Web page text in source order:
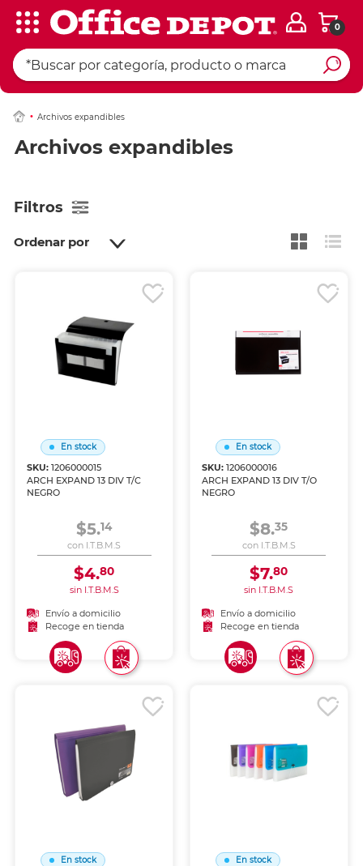
0
Archivos expandibles
Archivos expandibles
Filtros
Ordenar por
En stock
SKU:1206000015
ARCH EXPAND 13 DIV T/C
NEGRO
$5.14
con I.T.B.M.S
$4.80
sin I.T.B.M.S
Envío a domicilio
Recoge en tienda
En stock
SKU: 1206000016
ARCH EXPAND 13 DIV T/O
NEGRO
$8.35
con I.T.B.M.S
$7.80
sin I.T.B.M.S
Envío a domicilio
Recoge en tienda
En stock En stock